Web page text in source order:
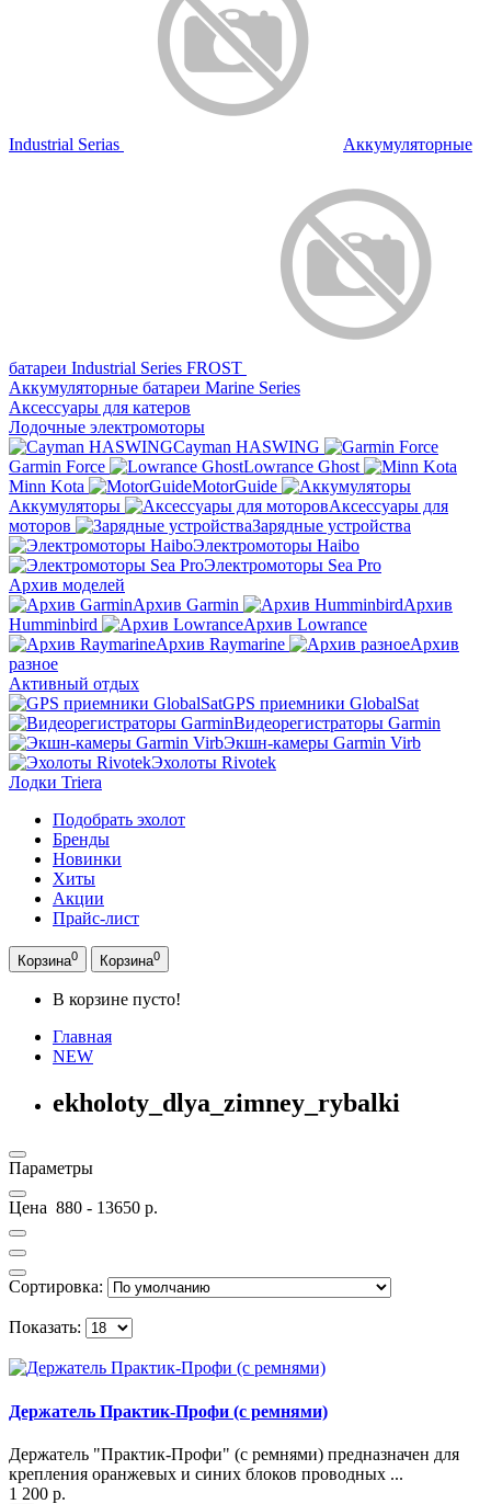
Industrial Serias Аккумуляторные
батареи Industrial Series FROST
Аккумуляторные батареи Marine Series
Аксессуары для катеров
Лодочные электромоторы
Cayman HASWING
Garmin Force
Lowrance Ghost
Minn Kota
MotorGuide
Аккумуляторы
Аксессуары для
моторов
Зарядные устройства
Электромоторы Haibo
Электромоторы Sea Pro
Архив моделей
Архив Garmin
Архив
Humminbird
Архив Lowrance
Архив Raymarine
Архив
разное
Активный отдых
GPS приемники GlobalSat
Видеорегистраторы Garmin
Экшн-камеры Garmin Virb
Эхолоты Rivotek
Лодки Triera
Подобрать эхолот
Бренды
Новинки
Хиты
Акции
Прайс-лист
Корзина0 Корзина0
В корзине пусто!
Главная
NEW
ekholoty_dlya_zimney_rybalki
Параметры
Цена 880 - 13650 р.
Сортировка:
Показать:
Держатель Практик-Профи (с ремнями)
Держатель "Практик-Профи" (с ремнями) предназначен для
крепления оранжевых и синих блоков проводных ...
1 200 р.